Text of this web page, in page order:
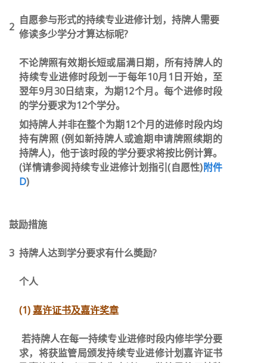
2
自愿参与形式的持续专业进修计划，持牌人需要
修读多少学分才算达标呢?
不论牌照有效期长短或届满日期，所有持牌人的
持续专业进修时段划一于每年10月1日开始，至
翌年9月30日结束，为期12个月。每个进修时段
的学分要求为12个学分。
如持牌人并非在整个为期12个月的进修时段内均
持有牌照 (例如新持牌人或逾期申请牌照续期的
持牌人)，他于该时段的学分要求将按比例计算。
(详情请参阅持续专业进修计划指引(自愿性)附件
D)
鼓励措施
3 持牌人达到学分要求有什么奬励?
个人
(1) 嘉许证书及嘉许奖章
若持牌人在每一持续专业进修时段内修毕学分要
求，将获监管局颁发持续专业进修计划嘉许证书